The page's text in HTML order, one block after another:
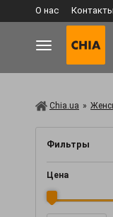
О нас Контакты
Chia.ua »
Фильтры
Цена